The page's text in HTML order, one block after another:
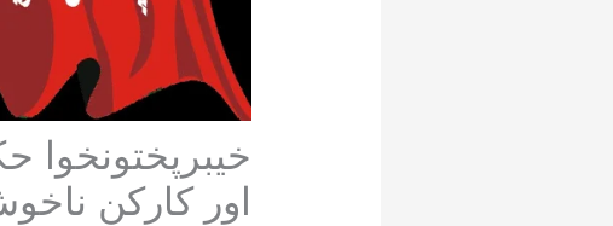
خیبرپختونخوا
اور کارکن